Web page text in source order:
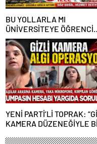
BU YOLLARLA MI
ÜNİVERSİTEYE ÖĞRENCİ
ÇAĞIRACAĞIZ?
YENİ PARTİ’Lİ TOPRAK:
KAMERA DÜZENEĞİYLE